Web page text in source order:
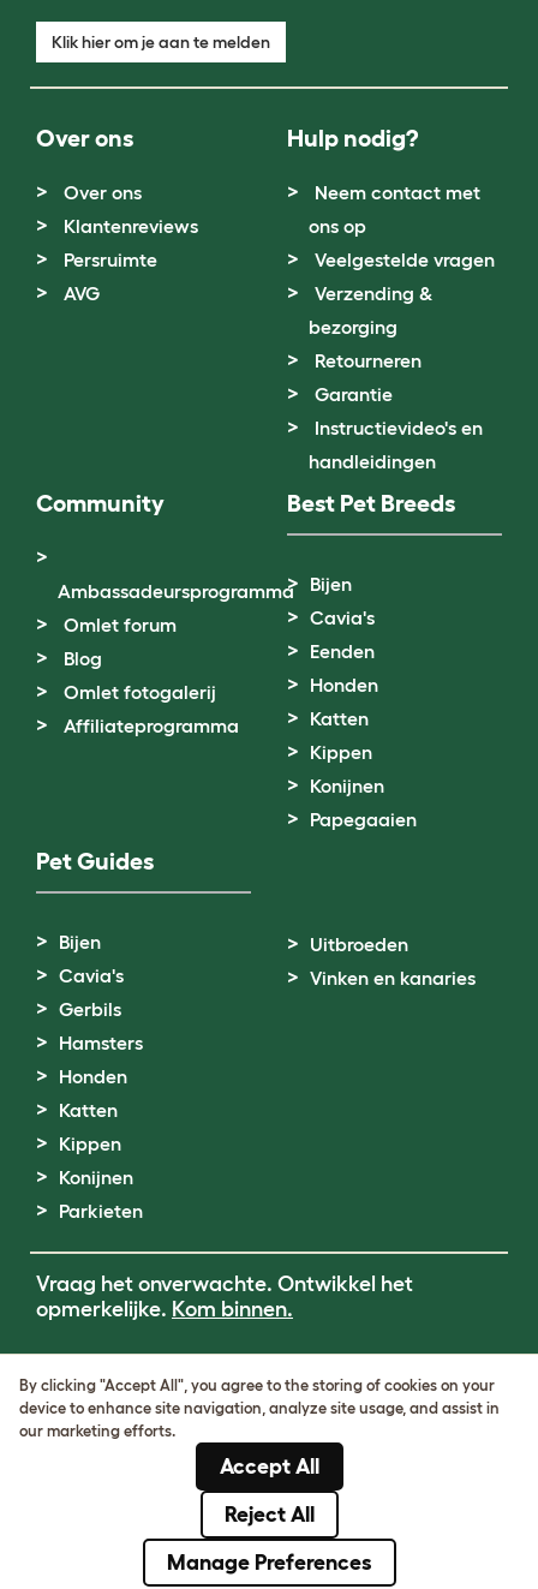
Klik hier om je aan te melden
Over ons
Over ons
Klantenreviews
Persruimte
AVG
Hulp nodig?
Neem contact met
ons op
Veelgestelde vragen
Verzending &
bezorging
Retourneren
Garantie
Instructievideo's en
handleidingen
Community
Ambassadeursprogramma
Omlet forum
Blog
Omlet fotogalerij
Affiliateprogramma
Best Pet Breeds
Bijen
Cavia's
Eenden
Honden
Katten
Kippen
Konijnen
Papegaaien
Pet Guides
Bijen
Cavia's
Gerbils
Hamsters
Honden
Katten
Kippen
Konijnen
Parkieten
Uitbroeden
Vinken en kanaries
Vraag het onverwachte. Ontwikkel het
opmerkelijke. Kom binnen.
Cookie & Privacy Policy
Cookie Settings
BTW-nummer: DE317631106
KvK-nummer: 05028498
By clicking "Accept All", you agree to the storing of cookies on your
device to enhance site navigation, analyze site usage, and assist in
our marketing efforts.
Accept All
Reject All
Manage Preferences